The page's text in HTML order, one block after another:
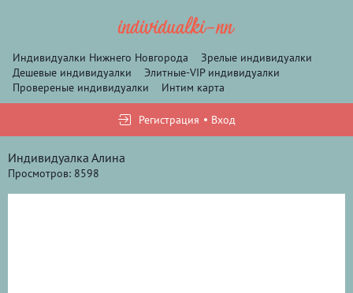
Индивидуалки Нижнего Новгорода
Зрелые индивидуалки
Дешевые индивидуалки
Элитные-VIP индивидуалки
Провереные индивидуалки
Интим карта
Регистрация Вход
Индивидуалка Алина
Просмотров: 8598